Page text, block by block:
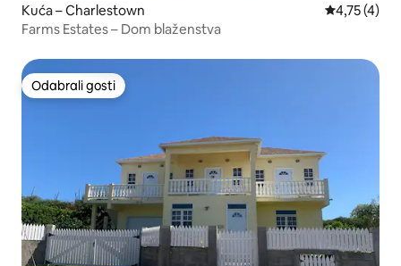
Kuća – Charlestown Prosječna
4,75 (4)
Farms Estates – Dom blaženstva
Odabrali gosti
Odabrali gosti